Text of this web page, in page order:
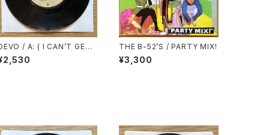
/ A: ( I CAN’T GET
) SATISFACTION / B:
URG
THE B-52’S / PARTY MIX!
¥3,300